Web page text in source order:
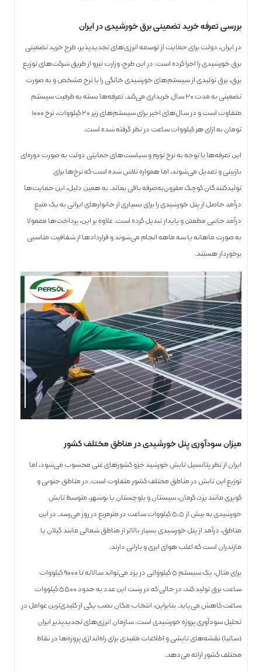
بررسی تعرفه خرید تضمینی برق خورشیدی در ایران
در ایران، دولت برای حمایت از توسعه انرژی‌های تجدیدپذیر، طرح خرید تضمینی
برق خورشیدی را اجرا کرده است. در این طرح، وزارت نیرو از طریق شرکت‌های توزیع
برق، برق تولیدی از سیستم‌های خورشیدی خانگی را با نرخ مشخص و به صورت
تضمینی به مدت ۲۰ سال خریداری می‌کند. تعرفه‌ها بسته به ظرفیت سیستم
متفاوت است و در سال‌های اخیر برای سیستم‌های زیر ۲۰ کیلووات، نرخ ۱۰۰۰
تومان به ازای هر کیلووات ساعت در نظر گرفته شده است.
این تعرفه‌ها با توجه به نرخ تورم و سیاست‌های حمایتی دولت به صورت دوره‌ای
بازبینی و تعدیل می‌شوند، اما همواره تلاش شده است که نرخ‌ها برای
تولیدکنندگان کوچک مقرون‌به‌صرفه باقی بماند. به همین دلیل، این حمایت‌ها
درآمد حاصل از پنل خورشیدی را برای بسیاری از خانوارهای ایرانی به یک منبع
درآمد جانبی مطمئن و پایدار تبدیل کرده است. علاوه بر این، پرداخت‌ها معمولا
به صورت ماهانه یا سه‌ ماهه انجام می‌شوند و قراردادها از شفافیت مناسبی
برخوردار هستند.
میزان سودآوری پنل خورشیدی در مناطق مختلف کشور
ایران از نظر پتانسیل تابش خورشید جزو کشورهای غنی محسوب می‌شود، اما
توزیع این تابش در مناطق مختلف کشور متفاوت است. در مناطق جنوبی و
کویری مانند یزد، کرمان، سیستان و بلوچستان یا بوشهر، متوسط تابش
خورشیدی به بیش از ۵.۵ کیلووات ساعت در مترمربع در روز می‌رسد. در این
مناطق، درآمد از پنل خورشیدی بسیار بالاتر از مناطق شمالی مانند گیلان یا
مازندران است که اغلب هوای ابری و بارانی دارند.
برای مثال، یک سیستم ۵ کیلوواتی در یزد می‌تواند سالانه تا ۹۰۰۰ کیلووات
ساعت برق تولید کند، در حالی که در رشت این عدد به حدود ۵۵۰۰ کیلووات
ساعت کاهش می‌یابد. بنابراین، انتخاب مکان نصب یکی از کلیدی‌ترین عوامل در
تحلیل سودآوری پروژه خورشیدی است. سازمان انرژی‌های تجدیدپذیر ایران
(ساتبا) نقشه‌های تابشی و اطلاعات مفیدی برای راه‌اندازی پروژه‌ها در نقاط
مختلف کشور ارائه می‌دهد.